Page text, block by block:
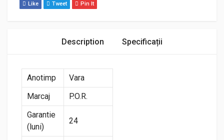
Like Tweet Pin It
Description Specificații
Anotimp
Vara
Marcaj
P.O.R.
Garantie
(luni)
24